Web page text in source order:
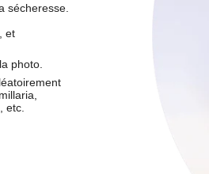
sécheresse.
et
photo.
etc.